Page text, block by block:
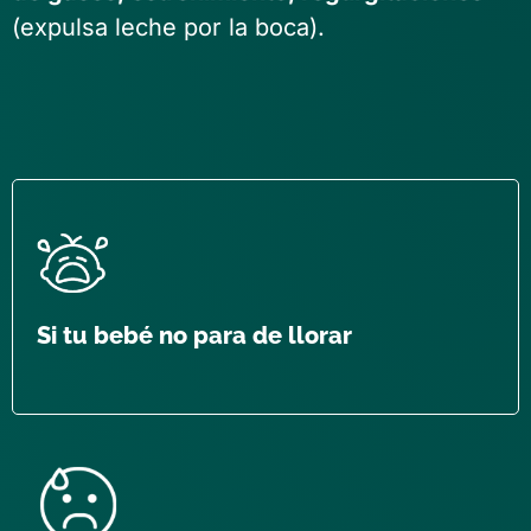
(expulsa leche por la boca).
Si tu bebé no para de llorar